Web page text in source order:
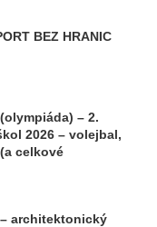
BEZ HRANIC
– 2.
2026 – volejbal,
celkové
architektonický